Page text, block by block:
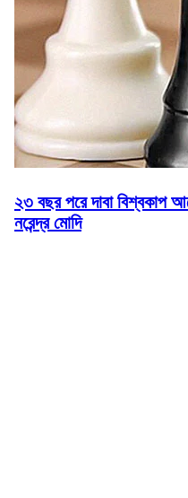
২৩ বছর পরে দাবা বিশ্বকাপ
নরেন্দ্র মোদি